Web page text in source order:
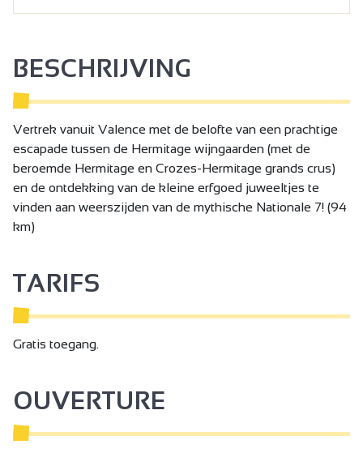
BESCHRIJVING
Vertrek vanuit Valence met de belofte van een prachtige
escapade tussen de Hermitage wijngaarden (met de
beroemde Hermitage en Crozes-Hermitage grands crus)
en de ontdekking van de kleine erfgoed juweeltjes te
vinden aan weerszijden van de mythische Nationale 7! (94
km)
TARIFS
Gratis toegang.
OUVERTURE